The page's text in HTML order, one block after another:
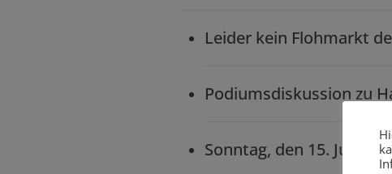
Leider kein Flohmarkt
Podiumsdiskussion zu
Sonntag, den 15. Juni